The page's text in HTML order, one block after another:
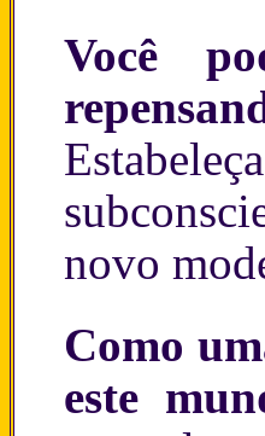
Você
novo
Como
este